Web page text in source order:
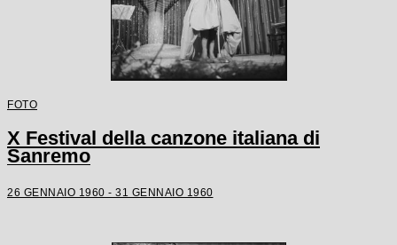
FOTO
X Festival della canzone italiana di
Sanremo
26 GENNAIO 1960 - 31 GENNAIO 1960